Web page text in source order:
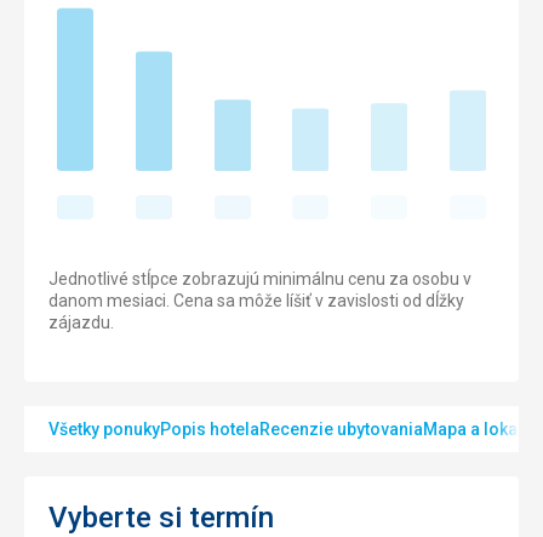
Jednotlivé stĺpce zobrazujú minimálnu cenu za osobu v
danom mesiaci. Cena sa môže líšiť v zavislosti od dĺžky
zájazdu.
Všetky ponukyPopis hotelaRecenzie ubytovaniaMapa a lokalita
Vyberte si termín